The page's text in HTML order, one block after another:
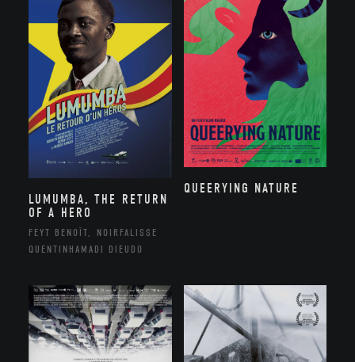
LUMUMBA, THE RETURN
OF A HERO
FEYT BENOÎT, NOIRFALISSE
QUENTINHAMADI DIEUDO
QUEERYING NATURE